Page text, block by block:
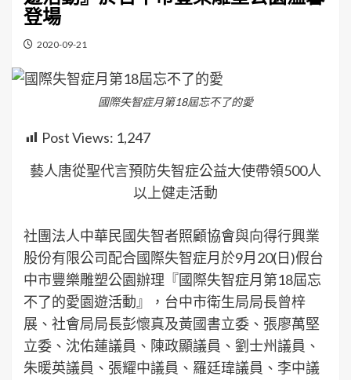
登場
2020-09-21
國際失智症月第18屆忘不了的愛
Post Views: 1,247
藝人唐從聖代言預防失智症公益大使帶領500人
以上健走活動
社團法人中華民國失智者照顧協會與向得行興業
股份有限公司配合國際失智症月於9月20(日)假台
中市豐樂雕塑公園辦理『國際失智症月第18屆忘
不了的愛園遊活動』，台中市衛生局局長曾梓
展、社會局局長彭懷真及黃國書立委、張廖萬堅
立委、沈佑蓮議員、陳政顯議員、劉士州議員、
朱暖英議員、張耀中議員、羅廷瑋議員、李中議